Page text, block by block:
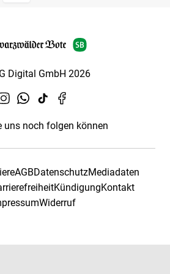
Digital GmbH 2026
uns noch folgen können
AGBDatenschutzMediadaten
KündigungKontakt
Widerruf